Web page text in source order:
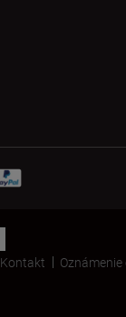
Kontakt